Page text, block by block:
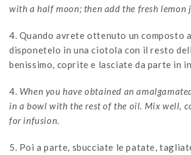
with a half moon; then add the fresh lemon
4. Quando avrete ottenuto un composto
disponetelo in una ciotola con il resto
benissimo, coprite e lasciate da parte in
4. When you have obtained an
in a bowl with the rest of the oil. Mix well,
for infusion.
5. Poi a parte, sbucciate le patate,